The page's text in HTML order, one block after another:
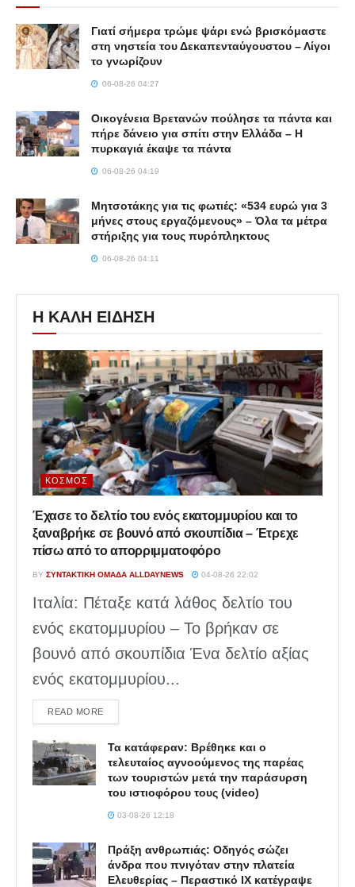
Γιατί σήμερα τρώμε ψάρι ενώ βρισκόμαστε
στη νηστεία του Δεκαπενταύγουστου – Λίγοι
το γνωρίζουν
06-08-26 04:27
Οικογένεια Βρετανών πούλησε τα πάντα και
πήρε δάνειο για σπίτι στην Ελλάδα – Η
πυρκαγιά έκαψε τα πάντα
06-08-26 04:19
Μητσοτάκης για τις φωτιές: «534 ευρώ για 3
μήνες στους εργαζόμενους» – Όλα τα μέτρα
στήριξης για τους πυρόπληκτους
06-08-26 04:11
Η ΚΑΛΗ ΕΙΔΗΣΗ
ΚΌΣΜΟΣ
Έχασε το δελτίο του ενός εκατομμυρίου και το
ξαναβρήκε σε βουνό από σκουπίδια – Έτρεχε
πίσω από το απορριμματοφόρο
BY ΣΥΝΤΑΚΤΙΚΉ ΟΜΆΔΑ ALLDAYNEWS 04-08-26 22:02
Ιταλία: Πέταξε κατά λάθος δελτίο του
ενός εκατομμυρίου – Το βρήκαν σε
βουνό από σκουπίδια Ένα δελτίο αξίας
ενός εκατομμυρίου...
READ MOREDETAILS
Τα κατάφεραν: Βρέθηκε και ο
τελευταίος αγνοούμενος της παρέας
των τουριστών μετά την παράσυρση
του ιστιοφόρου τους (video)
03-08-26 12:18
Πράξη ανθρωπιάς: Οδηγός σώζει
άνδρα που πνιγόταν στην πλατεία
Ελευθερίας – Περαστικό ΙΧ κατέγραψε